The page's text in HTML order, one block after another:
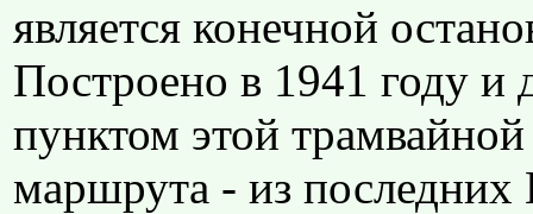
является конечной
Построено в 1941 году и
пунктом этой
маршрута - из